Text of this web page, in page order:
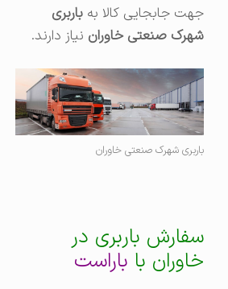
جهت جابجایی کالا بهباربری
شهرک صنعتی خاوراننیاز دارند.
باربری شهرک صنعتی خاوران
سفارش باربری در
خاوران با باراست